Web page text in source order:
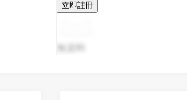
立即註冊
無資料